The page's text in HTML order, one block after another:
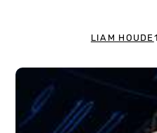
LIAM HOUDE